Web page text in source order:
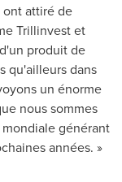
ont attiré de
Trillinvest et
produit de
qu'ailleurs dans
un énorme
nous sommes
générant
années. »